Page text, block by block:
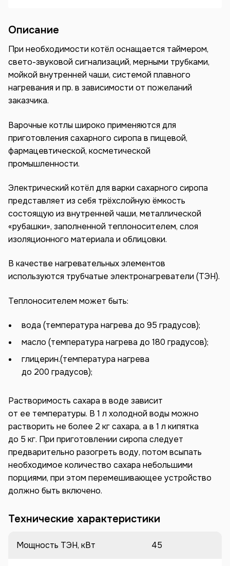
Описание
При необходимости котёл оснащается таймером,
свето-звуковой сигнализаций, мерными трубками,
мойкой внутренней чаши, системой плавного
нагревания и пр. в зависимости от пожеланий
заказчика.
Варочные котлы широко применяются для
приготовления сахарного сиропа в пищевой,
фармацевтической, косметической
промышленности.
Электрический котёл для варки сахарного сиропа
представляет из себя трёхслойную ёмкость
состоящую из внутренней чаши, металлической
«рубашки», заполненной теплоносителем, слоя
изоляционного материала и облицовки.
В качестве нагревательных элементов
используются трубчатые электронагреватели (ТЭН).
Теплоносителем может быть:
вода (температура нагрева до 95 градусов);
масло (температура нагрева до 180 градусов);
глицерин.(температура нагрева
до 200 градусов);
Растворимость сахара в воде зависит
от ее температуры. В 1 л холодной воды можно
растворить не более 2 кг сахара, а в 1 л кипятка
до 5 кг. При приготовлении сиропа следует
предварительно разогреть воду, потом всыпать
необходимое количество сахара небольшими
порциями, при этом перемешивающее устройство
должно быть включено.
Технические характеристики
Мощность ТЭН, кВт 45